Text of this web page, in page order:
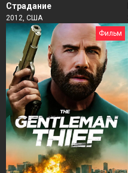
Страдание
2012, США
Фильм